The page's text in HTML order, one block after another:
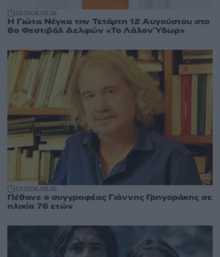
15:3309.08.26
Η Γιώτα Νέγκα την Τετάρτη 12 Αυγούστου στο
8ο Φεστιβάλ Δελφών «Το Λάλον Ύδωρ»
13:2106.08.26
Πέθανε ο συγγραφέας Γιάννης Γρηγοράκης σε
ηλικία 76 ετών